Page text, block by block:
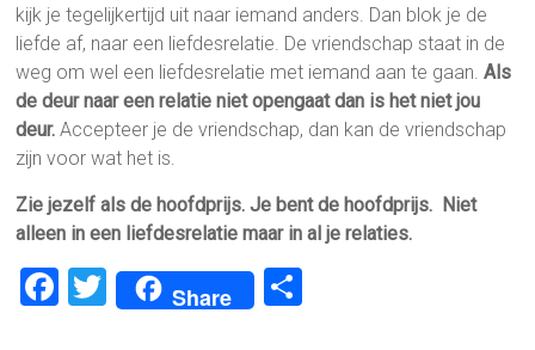
kijk je tegelijkertijd uit naar iemand anders. Dan blok je de
liefde af, naar een liefdesrelatie. De vriendschap staat in de
weg om wel een liefdesrelatie met iemand aan te gaan.Als
de deur naar een relatie niet opengaat dan is het niet jou
deur. Accepteer je de vriendschap, dan kan de vriendschap
zijn voor wat het is.
Zie jezelf als de hoofdprijs. Je bent de hoofdprijs. Niet
alleen in een liefdesrelatie maar in al je relaties.
F
T
wi
Share